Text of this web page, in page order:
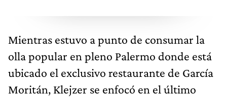
Mientras estuvo a punto de consumar la
olla popular en pleno Palermo donde está
ubicado el exclusivo restaurante de García
Moritán, Klejzer se enfocó en el último